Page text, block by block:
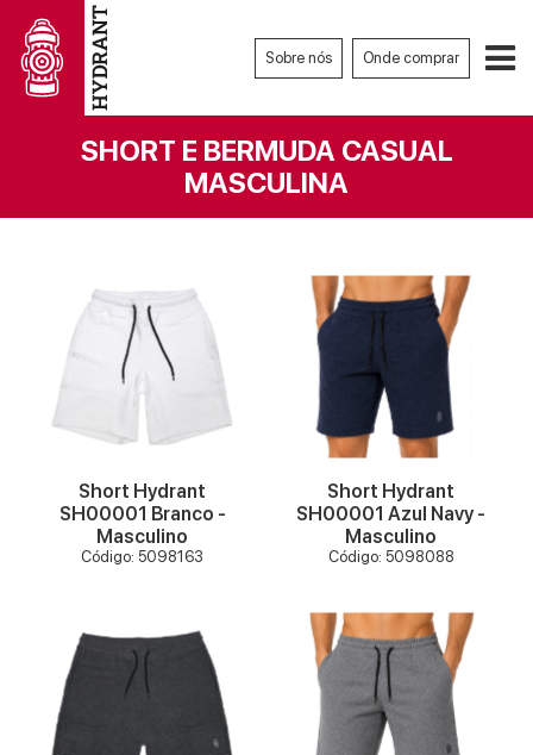
Sobre nós Onde comprar
SHORT E BERMUDA CASUAL
MASCULINA
VER MAIS
Short Hydrant
SH00001 Branco -
Masculino
Código: 5098163
VER MAIS
Short Hydrant
SH00001 Azul Navy -
Masculino
Código: 5098088
VER MAIS